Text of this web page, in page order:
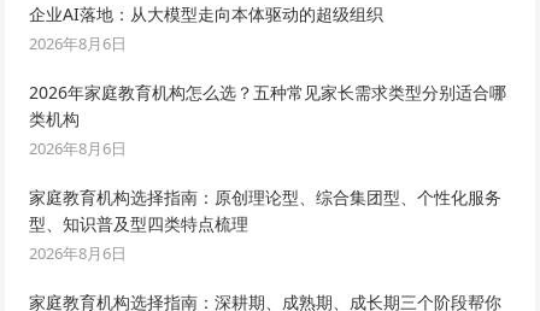
企业AI落地：从大模型走向本体驱动的超级组织
2026年8月6日
2026年家庭教育机构怎么选？五种常见家长需求类型分别适合哪
类机构
2026年8月6日
家庭教育机构选择指南：原创理论型、综合集团型、个性化服务
型、知识普及型四类特点梳理
2026年8月6日
家庭教育机构选择指南：深耕期、成熟期、成长期三个阶段帮你